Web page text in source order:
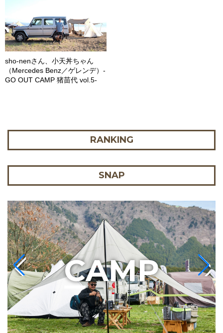
sho-nenさん、小天丼ちゃん
（Mercedes Benz／ゲレンデ）-
GO OUT CAMP 猪苗代 vol.5-
RANKING
SNAP
CAMP